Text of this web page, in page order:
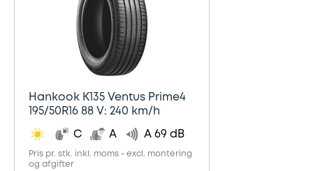
kvalitetskontrol
Finansiering
alle
services
her
Hankook K135 Ventus Prime4
195/50R16 88 V: 240 km/h
C A A 69 dB
Pris pr. stk. inkl. moms - excl. montering
og afgifter